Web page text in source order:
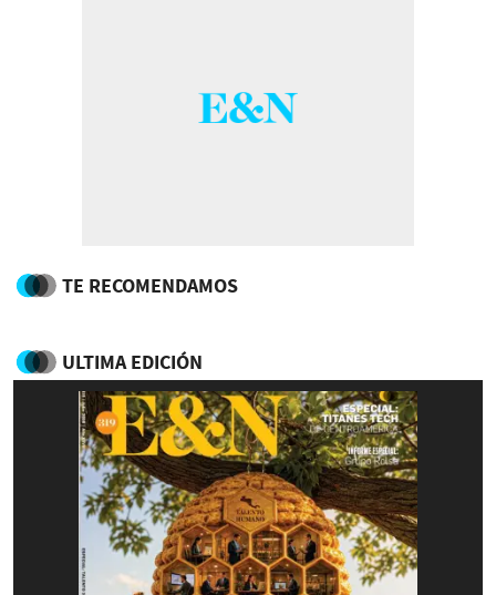
TE RECOMENDAMOS
ULTIMA EDICIÓN